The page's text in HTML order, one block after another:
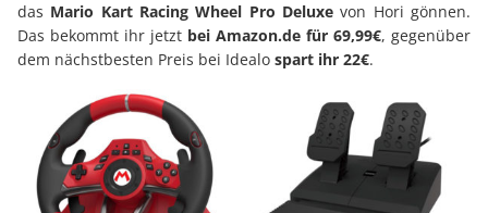
das Mario Kart Racing Wheel Pro Deluxe von Hori gönnen.
Das bekommt ihr jetzt bei Amazon.de für 69,99€, gegenüber
dem nächstbesten Preis bei Idealo spart ihr 22€.